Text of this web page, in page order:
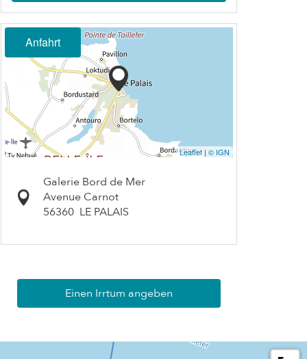
Anfahrt
Leaflet | © IGN
Galerie Bord de Mer
Avenue Carnot
56360 LE PALAIS
Einen Irrtum angeben